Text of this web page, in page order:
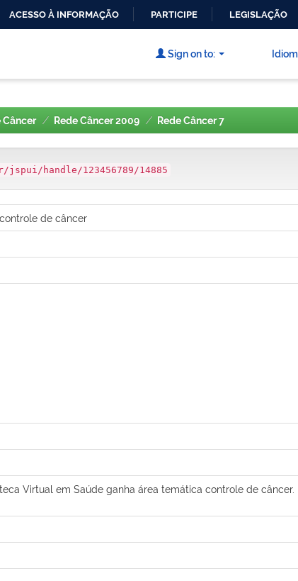
CONTEÚDO
ACESSO À INFORMAÇÃO PARTICIPE LEGISLAÇÃO
Sign on to:
Câncer Rede Câncer 2009 Rede Câncer 7
handle/123456789/14885
de câncer
Virtual em Saúde ganha área temática controle de câncer.